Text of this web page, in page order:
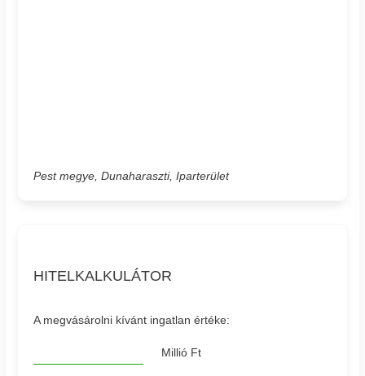
Pest megye, Dunaharaszti, Iparterület
HITELKALKULÁTOR
A megvásárolni kívánt ingatlan értéke:
Millió Ft